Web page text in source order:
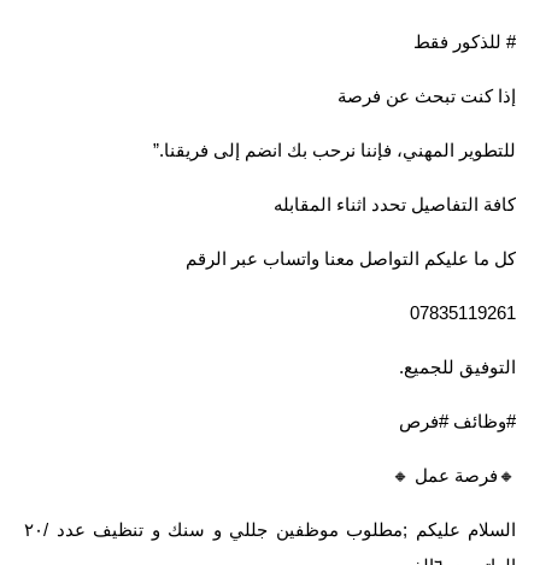
# للذكور فقط
إذا كنت تبحث عن فرصة
للتطوير المهني، فإننا نرحب بك انضم إلى فريقنا.”
كافة التفاصيل تحدد اثناء المقابله
كل ما عليكم التواصل معنا واتساب عبر الرقم
07835119261
التوفيق للجميع.
#وظائف #فرص
🔸️فرصة عمل 🔸️
‏السلام عليكم ;مطلوب موظفين جللي و سنك و تنظيف عدد /٢٠